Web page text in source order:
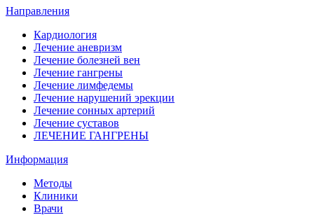
Направления
Кардиология
Лечение аневризм
Лечение болезней вен
Лечение гангрены
Лечение лимфедемы
Лечение нарушений эрекции
Лечение сонных артерий
Лечение суставов
ЛЕЧЕНИЕ ГАНГРЕНЫ
Информация
Методы
Клиники
Врачи